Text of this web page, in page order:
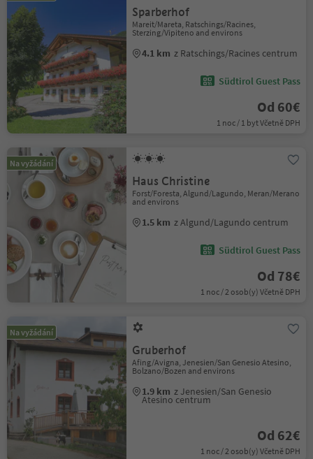
Sparberhof
Mareit/Mareta, Ratschings/Racines,
Sterzing/Vipiteno and environs
4.1 km z Ratschings/Racines centrum
Südtirol Guest Pass
Od 60€
1 noc / 1 byt Včetně DPH
Na vyžádání
Haus Christine
Forst/Foresta, Algund/Lagundo, Meran/Merano
and environs
1.5 km z Algund/Lagundo centrum
Südtirol Guest Pass
Od 78€
1 noc / 2 osob(y) Včetně DPH
Na vyžádání
Gruberhof
Afing/Avigna, Jenesien/San Genesio Atesino,
Bolzano/Bozen and environs
1.9 km z Jenesien/San Genesio
Atesino centrum
Od 62€
1 noc / 2 osob(y) Včetně DPH